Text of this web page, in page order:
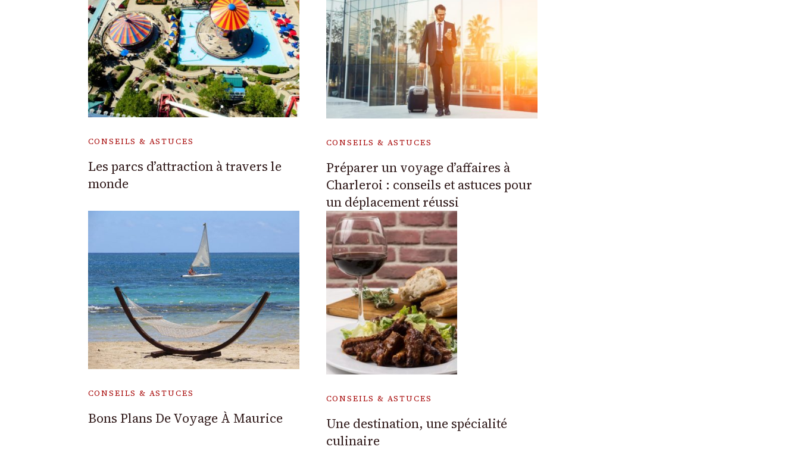
CONSEILS & ASTUCES
Les parcs d’attraction à travers le
monde
CONSEILS & ASTUCES
Préparer un voyage d’affaires à
Charleroi : conseils et astuces pour
un déplacement réussi
CONSEILS & ASTUCES
Bons Plans De Voyage À Maurice
CONSEILS & ASTUCES
Une destination, une spécialité
culinaire